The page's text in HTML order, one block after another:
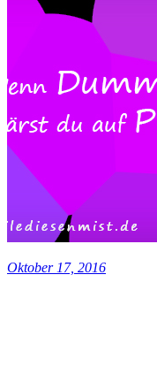
Oktober 17, 2016